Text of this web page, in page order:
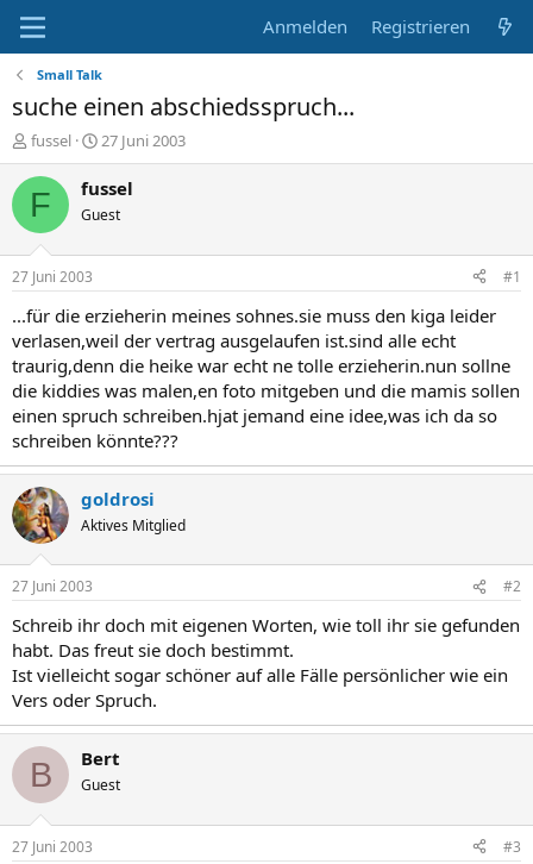
Anmelden Registrieren
Small Talk
suche einen abschiedsspruch...
E
r
s
e
r
fussel
E
r
s
e
t
a
m
27 Juni 2003
F fussel
Guest
27 Juni 2003 #1
...für die erzieherin meines sohnes.sie muss den kiga leider
verlasen,weil der vertrag ausgelaufen ist.sind alle echt
traurig,denn die heike war echt ne tolle erzieherin.nun sollne
die kiddies was malen,en foto mitgeben und die mamis sollen
einen spruch schreiben.hjat jemand eine idee,was ich da so
schreiben könnte???
goldrosi
Aktives Mitglied
27 Juni 2003 #2
Schreib ihr doch mit eigenen Worten, wie toll ihr sie gefunden
habt. Das freut sie doch bestimmt.
Ist vielleicht sogar schöner auf alle Fälle persönlicher wie ein
Vers oder Spruch.
B Bert
Guest
27 Juni 2003 #3